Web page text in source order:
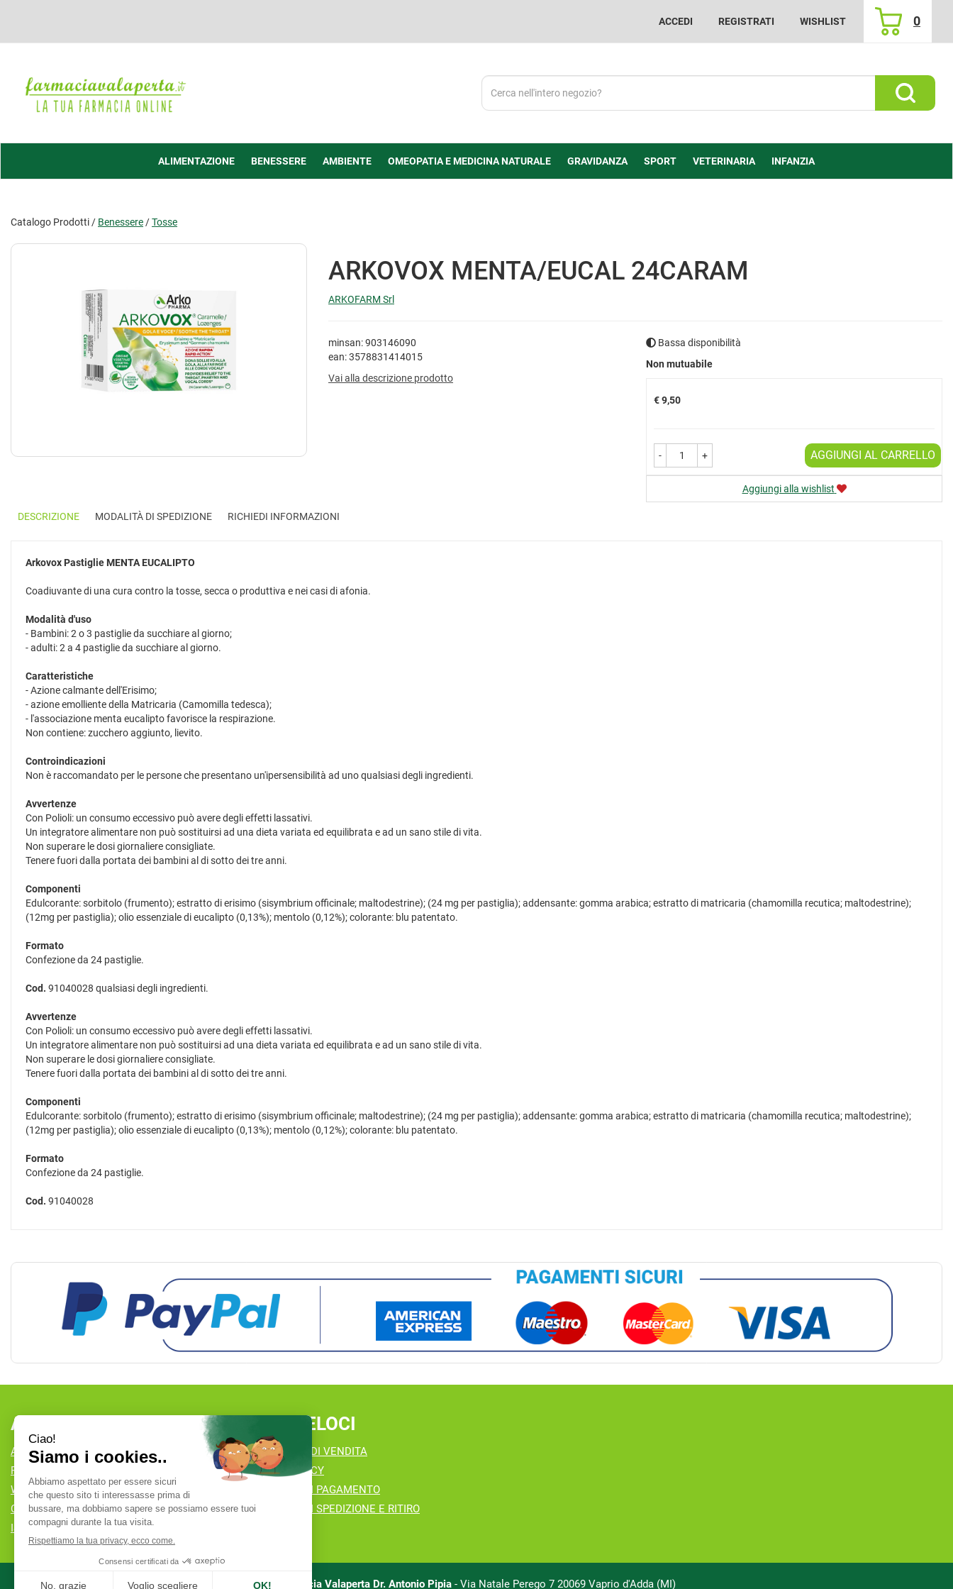
ACCEDI REGISTRATI WISHLIST 0
ARTICOLI
INSERITI
Valaperta
Cerca
Prodotto
Cerca
ALIMENTAZIONE BENESSERE AMBIENTE OMEOPATIA E MEDICINA NATURALE GRAVIDANZA SPORT VETERINARIA INFANZIA
Catalogo Prodotti / Benessere /Tosse
ARKOVOX MENTA/EUCAL 24CARAM
ARKOFARM Srl
minsan: 903146090
ean: 3578831414015
Vai alla descrizione prodotto
Bassa disponibilità
Non mutuabile
Prezzo
€ 9,50
- + AGGIUNGI AL CARRELLO
Aggiungi alla wishlist
DESCRIZIONE MODALITÀ DI SPEDIZIONE RICHIEDI INFORMAZIONI
Arkovox Pastiglie MENTA EUCALIPTO
Coadiuvante di una cura contro la tosse, secca o produttiva e nei casi di afonia.
Modalità d'uso
- Bambini: 2 o 3 pastiglie da succhiare al giorno;
- adulti: 2 a 4 pastiglie da succhiare al giorno.
Caratteristiche
- Azione calmante dell'Erisimo;
- azione emolliente della Matricaria (Camomilla tedesca);
- l'associazione menta eucalipto favorisce la respirazione.
Non contiene: zucchero aggiunto, lievito.
Controindicazioni
Non è raccomandato per le persone che presentano un'ipersensibilità ad uno qualsiasi degli ingredienti.
Avvertenze
Con Polioli: un consumo eccessivo può avere degli effetti lassativi.
Un integratore alimentare non può sostituirsi ad una dieta variata ed equilibrata e ad un sano stile di vita.
Non superare le dosi giornaliere consigliate.
Tenere fuori dalla portata dei bambini al di sotto dei tre anni.
Componenti
Edulcorante: sorbitolo (frumento); estratto di erisimo (sisymbrium officinale; maltodestrine); (24 mg per pastiglia); addensante: gomma arabica; estratto di matricaria (chamomilla recutica; maltodestrine);
(12mg per pastiglia); olio essenziale di eucalipto (0,13%); mentolo (0,12%); colorante: blu patentato.
Formato
Confezione da 24 pastiglie.
Cod. 91040028 qualsiasi degli ingredienti.
Avvertenze
Con Polioli: un consumo eccessivo può avere degli effetti lassativi.
Un integratore alimentare non può sostituirsi ad una dieta variata ed equilibrata e ad un sano stile di vita.
Non superare le dosi giornaliere consigliate.
Tenere fuori dalla portata dei bambini al di sotto dei tre anni.
Componenti
Edulcorante: sorbitolo (frumento); estratto di erisimo (sisymbrium officinale; maltodestrine); (24 mg per pastiglia); addensante: gomma arabica; estratto di matricaria (chamomilla recutica; maltodestrine);
(12mg per pastiglia); olio essenziale di eucalipto (0,13%); mentolo (0,12%); colorante: blu patentato.
Formato
Confezione da 24 pastiglie.
Cod. 91040028
AREA UTENTE
ACCEDI
REGISTRATI
WISHLIST
CONTATTI
ISCRIZIONE ALLA NEWSLETTER
LINK VELOCI
CONDIZIONI DI VENDITA
COOKIE POLICY
MODALITÀ DI PAGAMENTO
MODALITÀ DI SPEDIZIONE E RITIRO
Farmacia Valaperta Dr. Antonio Pipia- Via Natale Perego 7 20069 Vaprio d'Adda (MI)